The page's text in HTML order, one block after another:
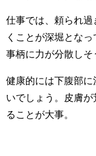
仕事では、頼られ
くことが深堀とな
事柄に力が分散しそ
健康的には下腹部に
いでしょう。皮膚
ることが大事。